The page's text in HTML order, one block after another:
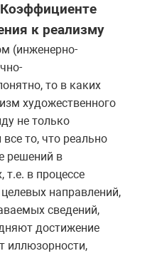
к реализму
(инженерно-
то в каких
художественного
не только
то, что реально
решений в
т.е. в процессе
направлений,
сведений,
достижение
иллюзорности,